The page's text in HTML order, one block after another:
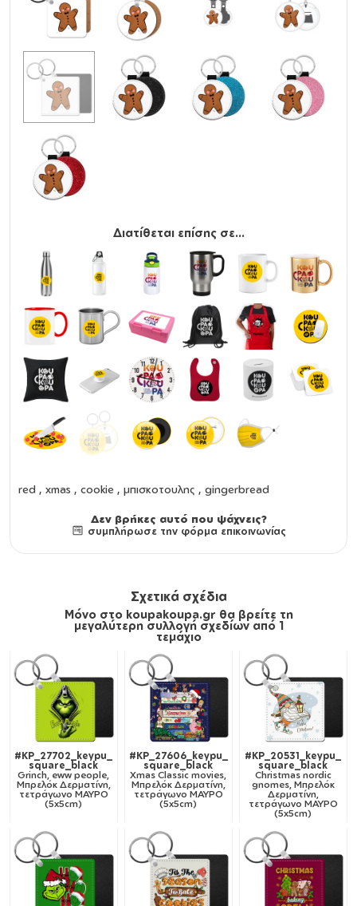
Διατίθεται επίσης σε...
red , xmas , cookie , μπισκοτουλης , gingerbread
Δεν βρήκες αυτό που ψάχνεις?
συμπλήρωσε την φόρμα επικοινωνίας
Σχετικά σχέδια
Μόνο στο koupakoupa.gr θα βρείτε τη
μεγαλύτερη συλλογή σχεδίων από 1
τεμάχιο
#KP_27702_keypu_
square_black
Grinch, eww people,
Μπρελόκ Δερματίνη,
τετράγωνο ΜΑΥΡΟ
(5x5cm)
#KP_27606_keypu_
square_black
Xmas Classic movies,
Μπρελόκ Δερματίνη,
τετράγωνο ΜΑΥΡΟ
(5x5cm)
#KP_20531_keypu_
square_black
Christmas nordic
gnomes, Μπρελόκ
Δερματίνη,
τετράγωνο ΜΑΥΡΟ
(5x5cm)